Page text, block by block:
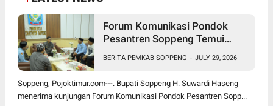
Forum Komunikasi Pondok
Pesantren Soppeng Temui
BERITA PEMKAB SOPPENG - JULY 29, 2026
Soppeng, Pojoktimur.com---. Bupati Soppeng H. Suwardi Haseng
menerima kunjungan Forum Komunikasi Pondok Pesantren Sopp...